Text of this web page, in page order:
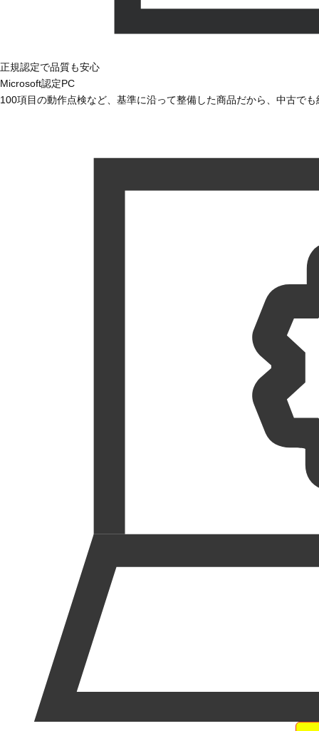
正規認定で品質も安心
Microsoft認定PC
100項目の動作点検など、基準に沿って整備した商品だから、中古で